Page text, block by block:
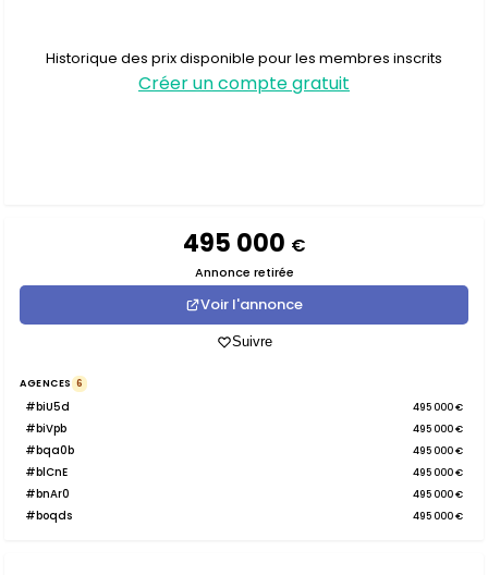
Historique des prix disponible pour les membres inscrits
Créer un compte gratuit
495 000 €
Annonce retirée
Voir l'annonce
Suivre
AGENCES 6
#biU5d 495 000 €
#biVpb 495 000 €
#bqa0b 495 000 €
#blCnE 495 000 €
#bnAr0 495 000 €
#boqds 495 000 €